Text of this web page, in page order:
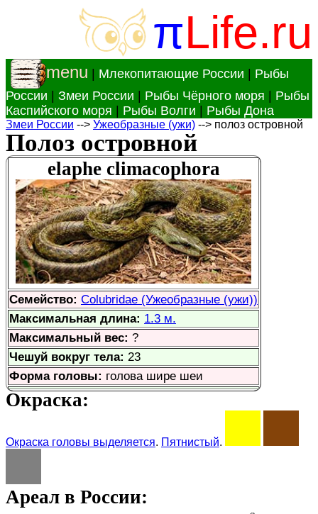
πLife.ru
menu Млекопитающие России
Рыбы
России
Змеи России Рыбы Чёрного моря
Рыбы
Каспийского моря
Рыбы Волги Рыбы Дона
Змеи России --> Ужеобразные (ужи) --> полоз островной
Полоз островной
elaphe climacophora
Семейство: Colubridae (Ужеобразные (ужи))
Максимальная длина: 1.3 м.
Максимальный вес: ?
Чешуй вокруг тела: 23
Форма головы: голова шире шеи
Окраска:
Окраска головы выделяется. Пятнистый.
Ареал в России: